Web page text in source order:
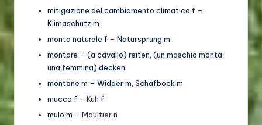
mitigazione del cambiamento climatico f –
Klimaschutz m
monta naturale f – Natursprung m
montare – (a cavallo) reiten, (un maschio monta
una femmina) decken
montone m – Widder m, Schafbock m
mucca f – Kuh f
mulo m – Maultiern